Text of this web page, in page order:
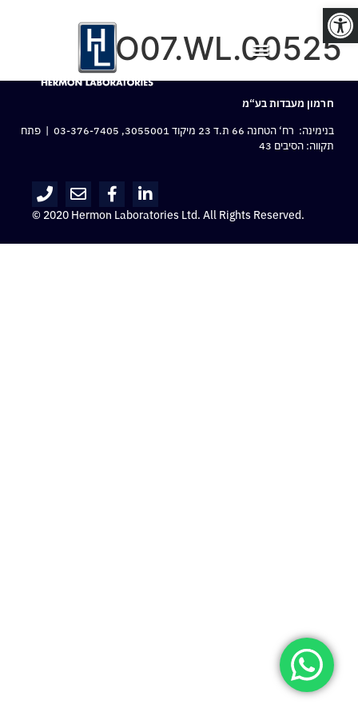
פתח סרגל נגישות
O07.WL.00525
חרמון מעבדות בע“מ
בנימינה: רח‘ הטחנה 66 ת.ד 23 מיקוד 3055001,
03-376-7405 | פתח
תקווה: הסיבים 43
© 2020 Hermon Laboratories Ltd. All Rights Reserved.